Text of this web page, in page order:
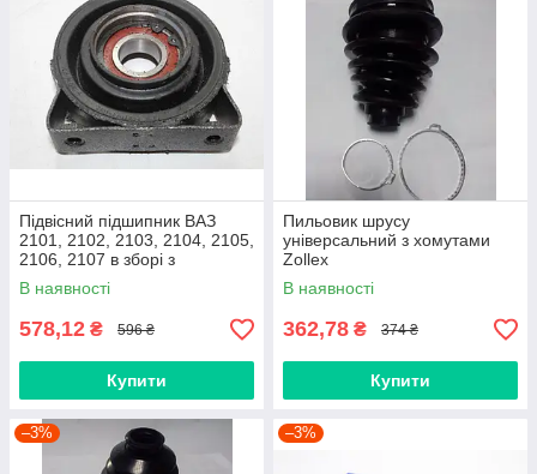
Підвісний підшипник ВАЗ
2101, 2102, 2103, 2104, 2105,
2106, 2107 в зборі з
підшипником
В наявності
578,12 ₴ 596 ₴
Купити
Пильовик шрусу
універсальний з хомутами
Zollex
В наявності
362,78 ₴ 374 ₴
Купити
–3% –3%